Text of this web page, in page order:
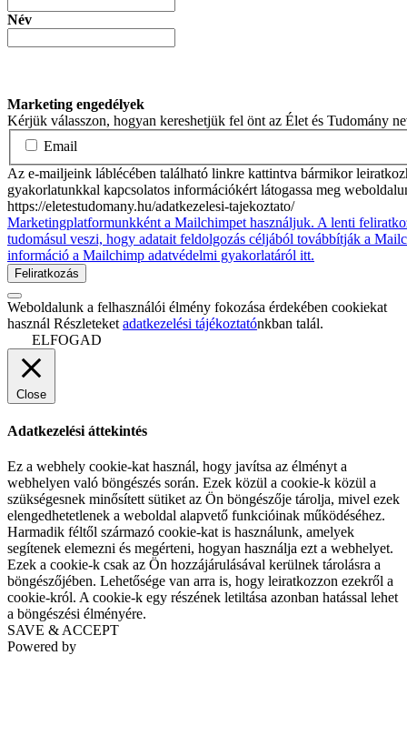
Név
Marketing engedélyek
Kérjük válasszon, hogyan kereshetjük fel önt az Élet és Tudomány
Email
Az e-mailjeink láblécében található linkre kattintva bármikor
gyakorlatunkkal kapcsolatos információkért látogassa meg
https://eletestudomany.hu/adatkezelesi-tajekoztato/
Marketingplatformunkként a Mailchimpet használjuk. A lenti
tudomásul veszi, hogy adatait feldolgozás céljából továbbítják a
információ a Mailchimp adatvédelmi gyakorlatáról itt.
Weboldalunk a felhasználói élmény fokozása érdekében cookiekat
használ Részleteket adatkezelési tájékoztatónkban talál.
ELFOGAD
Close
Adatkezelési áttekintés
Ez a webhely cookie-kat használ, hogy javítsa az élményt a
webhelyen való böngészés során. Ezek közül a cookie-k közül a
szükségesnek minősített sütiket az Ön böngészője tárolja, mivel ezek
elengedhetetlenek a weboldal alapvető funkcióinak működéséhez.
Harmadik féltől származó cookie-kat is használunk, amelyek
segítenek elemezni és megérteni, hogyan használja ezt a webhelyet.
Ezek a cookie-k csak az Ön hozzájárulásával kerülnek tárolásra a
böngészőjében. Lehetősége van arra is, hogy leiratkozzon ezekről a
cookie-król. A cookie-k egy részének letiltása azonban hatással lehet
a böngészési élményére.
SAVE & ACCEPT
Powered by